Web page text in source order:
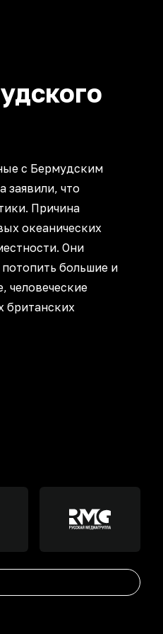
с Бермудским
заявили, что
Причина
океанических
Они
большие и
человеческие
британских